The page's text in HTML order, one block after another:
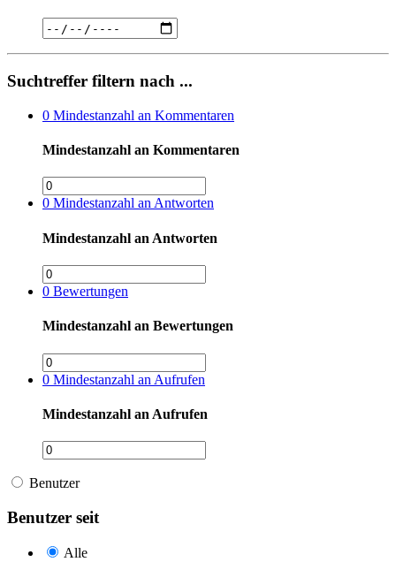
Suchtreffer filtern nach ...
0 Mindestanzahl an Kommentaren
Mindestanzahl an Kommentaren
0 Mindestanzahl an Antworten
Mindestanzahl an Antworten
0 Bewertungen
Mindestanzahl an Bewertungen
0 Mindestanzahl an Aufrufen
Mindestanzahl an Aufrufen
Benutzer
Benutzer seit
Alle